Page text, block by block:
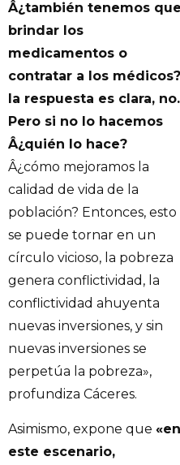
Â¿también tenemos que
brindar los
medicamentos o
contratar a los médicos?
la respuesta es clara, no.
Pero si no lo hacemos
Â¿quién lo hace?
Â¿cómo mejoramos la
calidad de vida de la
población? Entonces, esto
se puede tornar en un
círculo vicioso, la pobreza
genera conflictividad, la
conflictividad ahuyenta
nuevas inversiones, y sin
nuevas inversiones se
perpetúa la pobreza»,
profundiza Cáceres.
Asimismo, expone que «en
este escenario,